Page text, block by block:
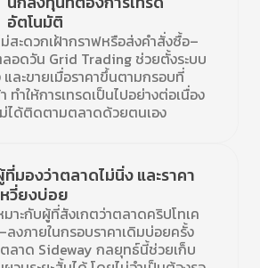
อัตโนมัติ
สะดวกเฝ้ากราฟหรือส่งคำสั่งซื้อ–
อดวัน Grid Trading ช่วยตั้งระบบ
และขายเมื่อราคาขึ้นตามกรอบที่
ทำให้การเทรดเป็นไปอย่างต่อเนื่อง
ม่ได้ติดตามตลาดด้วยตนเอง
ที่มองว่าตลาดไม่นิ่ง และราคา
หวี่ยงบ่อย
าะกับผู้ที่สังเกตว่าตลาดคริปโทเค
ลงภายในกรอบราคาเดิมบ่อยครั้ง
ตลาด Sideway กลยุทธ์นี้ช่วยเก็บ